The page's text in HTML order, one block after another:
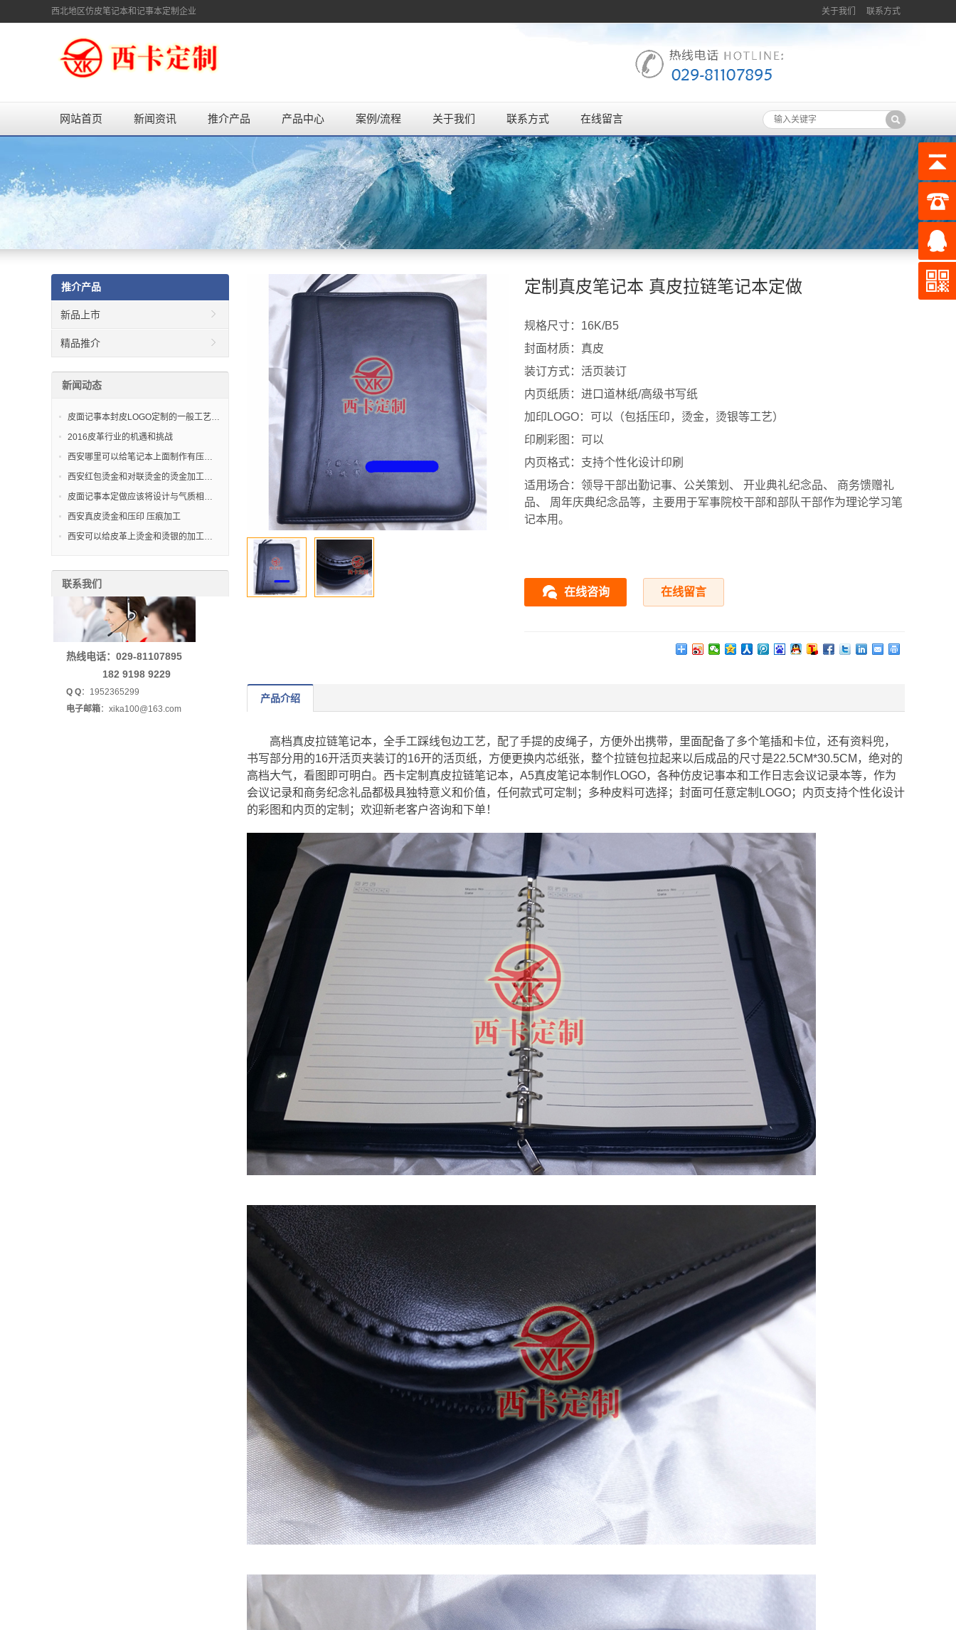
西北地区仿皮笔记本和记事本定制企业 关于我们 联系方式
网站首页 新闻资讯 推介产品 产品中心 案例/流程 关于我们 联系方式 在线留言
定制真皮笔记本 真皮拉链笔记本定做
规格尺寸：16K/B5
封面材质：真皮
装订方式：活页装订
内页纸质：进口道林纸/高级书写纸
加印LOGO：可以（包括压印，烫金，烫银等工艺）
印刷彩图：可以
内页格式：支持个性化设计印刷
适用场合：领导干部出勤记事、公关策划、 开业典礼纪念品、 商务馈赠礼
品、 周年庆典纪念品等，主要用于军事院校干部和部队干部作为理论学习笔
记本用。
在线咨询 在线留言
产品介绍
高档真皮拉链笔记本，全手工踩线包边工艺，配了手提的皮绳子，方便外出携带，里面配备了多个笔插和卡位，还有资料兜，
书写部分用的16开活页夹装订的16开的活页纸，方便更换内芯纸张，整个拉链包拉起来以后成品的尺寸是22.5CM*30.5CM，绝对的
高档大气，看图即可明白。西卡定制真皮拉链笔记本，A5真皮笔记本制作LOGO，各种仿皮记事本和工作日志会议记录本等，作为
会议记录和商务纪念礼品都极具独特意义和价值，任何款式可定制；多种皮料可选择；封面可任意定制LOGO；内页支持个性化设计
的彩图和内页的定制；欢迎新老客户咨询和下单！
推介产品
新品上市
精品推介
新闻动态
皮面记事本封皮LOGO定制的一般工艺…
2016皮革行业的机遇和挑战
西安哪里可以给笔记本上面制作有压…
西安红包烫金和对联烫金的烫金加工…
皮面记事本定做应该将设计与气质相…
西安真皮烫金和压印 压痕加工
西安可以给皮革上烫金和烫银的加工…
联系我们
热线电话：029-81107895
182 9198 9229
Q Q：1952365299
电子邮箱：xika100@163.com